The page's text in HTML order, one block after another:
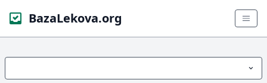
BazaLekova.org